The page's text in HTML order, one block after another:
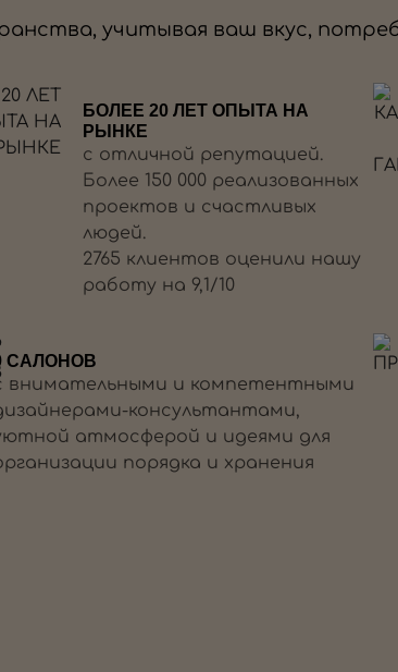
учитывая ваш вкус,
БОЛЕЕ 20 ЛЕТ ОПЫТА НА
РЫНКЕ
с отличной репутацией.
Более 150 000 реализованных
проектов и счастливых
людей.
2765 клиентов оценили нашу
работу на 9,1/10
САЛОНОВ
внимательными и компетентными
консультантами,
атмосферой и идеями для
порядка и хранения